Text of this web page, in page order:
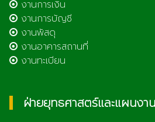
งานการเงิน
งานการบัญชี
งานพัสดุ
งานอาคารสถานที่
งานทะเบียน
ฝ่ายยุทธศาสตร์และแผนงาน